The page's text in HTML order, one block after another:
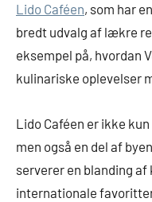
Lido Caféen, som har
bredt udvalg af lækre
eksempel på, hvordan
kulinariske oplevelser
Lido Caféen er ikke
men også en del af
serverer en blanding
internationale